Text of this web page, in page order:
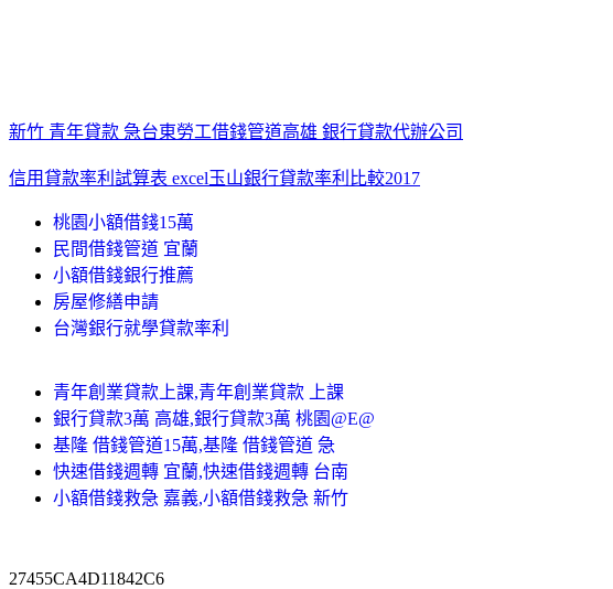
新竹 青年貸款 急台東勞工借錢管道高雄 銀行貸款代辦公司
信用貸款率利試算表 excel玉山銀行貸款率利比較2017
桃園小額借錢15萬
民間借錢管道 宜蘭
小額借錢銀行推薦
房屋修繕申請
台灣銀行就學貸款率利
青年創業貸款上課,青年創業貸款 上課
銀行貸款3萬 高雄,銀行貸款3萬 桃園@E@
基隆 借錢管道15萬,基隆 借錢管道 急
快速借錢週轉 宜蘭,快速借錢週轉 台南
小額借錢救急 嘉義,小額借錢救急 新竹
27455CA4D11842C6